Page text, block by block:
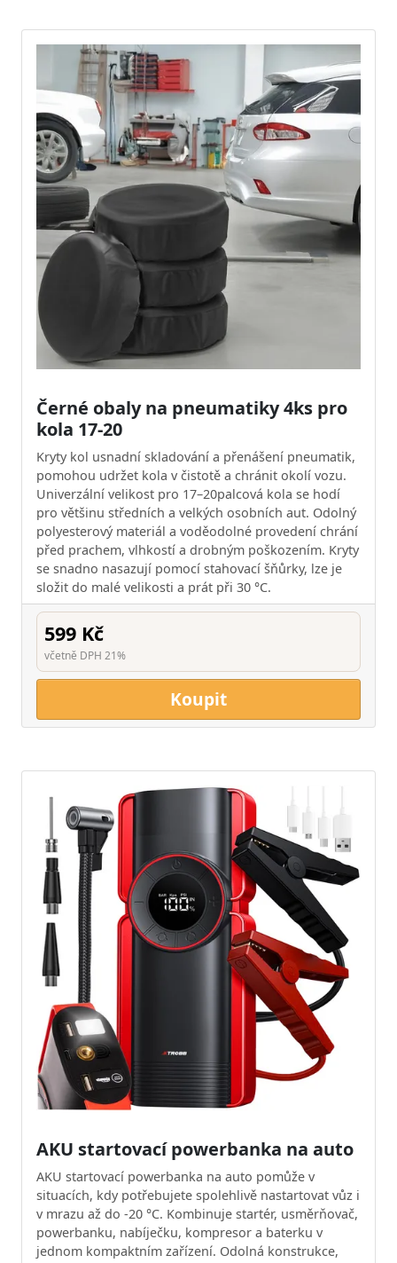
Černé obaly na pneumatiky 4ks pro
kola 17-20
Kryty kol usnadní skladování a přenášení pneumatik,
pomohou udržet kola v čistotě a chránit okolí vozu.
Univerzální velikost pro 17–20palcová kola se hodí
pro většinu středních a velkých osobních aut. Odolný
polyesterový materiál a voděodolné provedení chrání
před prachem, vlhkostí a drobným poškozením. Kryty
se snadno nasazují pomocí stahovací šňůrky, lze je
složit do malé velikosti a prát při 30 °C.
599 Kč
včetně DPH 21%
Koupit
AKU startovací powerbanka na auto
AKU startovací powerbanka na auto pomůže v
situacích, kdy potřebujete spolehlivě nastartovat vůz i
v mrazu až do -20 °C. Kombinuje startér, usměrňovač,
powerbanku, nabíječku, kompresor a baterku v
jednom kompaktním zařízení. Odolná konstrukce,